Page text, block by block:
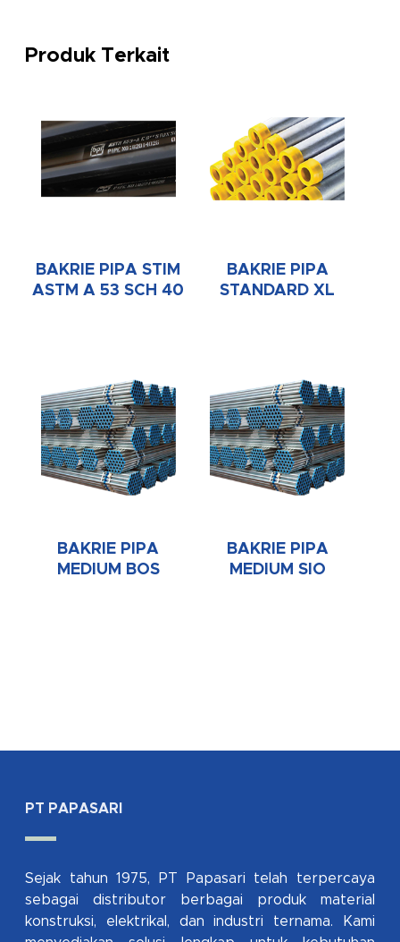
Produk Terkait
BAKRIE PIPA STIM
ASTM A 53 SCH 40
BAKRIE PIPA
STANDARD XL
BAKRIE PIPA
MEDIUM BOS
BAKRIE PIPA
MEDIUM SIO
PT PAPASARI
Sejak tahun 1975, PT Papasari telah terpercaya
sebagai distributor berbagai produk material
konstruksi, elektrikal, dan industri ternama. Kami